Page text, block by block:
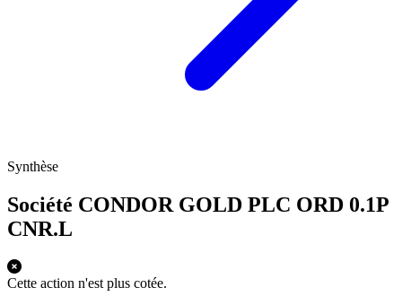
Synthèse
Société CONDOR GOLD PLC ORD 0.1P
CNR.L
Cette action n'est plus cotée.